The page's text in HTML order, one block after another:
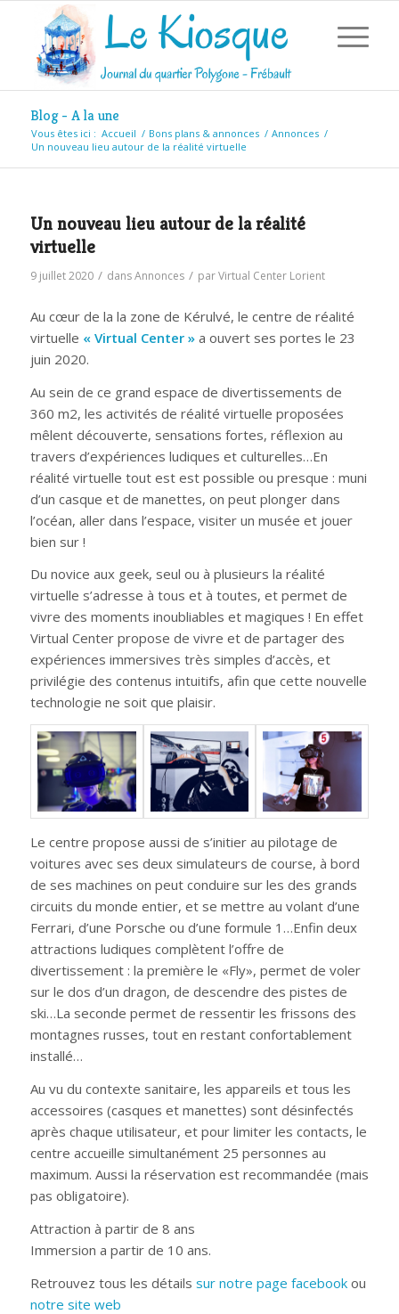
Blog - A la une
Vous êtes ici : Accueil / Bons plans & annonces / Annonces /
Un nouveau lieu autour de la réalité virtuelle
Un nouveau lieu autour de la réalité
virtuelle
9 juillet 2020 / dansAnnonces / parVirtual Center Lorient
Au cœur de la la zone de Kérulvé, le centre de réalité
virtuelle « Virtual Center »a ouvert ses portes le 23
juin 2020.
Au sein de ce grand espace de divertissements de
360 m2, les activités de réalité virtuelle proposées
mêlent découverte, sensations fortes, réflexion au
travers d’expériences ludiques et culturelles…En
réalité virtuelle tout est est possible ou presque : muni
d’un casque et de manettes, on peut plonger dans
l’océan, aller dans l’espace, visiter un musée et jouer
bien sur !
Du novice aux geek, seul ou à plusieurs la réalité
virtuelle s’adresse à tous et à toutes, et permet de
vivre des moments inoubliables et magiques ! En effet
Virtual Center propose de vivre et de partager des
expériences immersives très simples d’accès, et
privilégie des contenus intuitifs, afin que cette nouvelle
technologie ne soit que plaisir.
Le centre propose aussi de s’initier au pilotage de
voitures avec ses deux simulateurs de course, à bord
de ses machines on peut conduire sur les des grands
circuits du monde entier, et se mettre au volant d’une
Ferrari, d’une Porsche ou d’une formule 1…Enfin deux
attractions ludiques complètent l’offre de
divertissement : la première le «Fly», permet de voler
sur le dos d’un dragon, de descendre des pistes de
ski…La seconde permet de ressentir les frissons des
montagnes russes, tout en restant confortablement
installé…
Au vu du contexte sanitaire, les appareils et tous les
accessoires (casques et manettes) sont désinfectés
après chaque utilisateur, et pour limiter les contacts, le
centre accueille simultanément 25 personnes au
maximum. Aussi la réservation est recommandée (mais
pas obligatoire).
Attraction à partir de 8 ans
Immersion a partir de 10 ans.
Retrouvez tous les détails sur notre page facebookou
notre site web